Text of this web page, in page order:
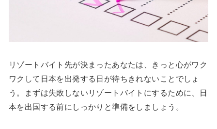
リゾートバイト先が決まったあなたは、きっと心がワク
ワクして日本を出発する日が待ちきれないことでしょ
う。まずは失敗しないリゾートバイトにするために、日
本を出国する前にしっかりと準備をしましょう。